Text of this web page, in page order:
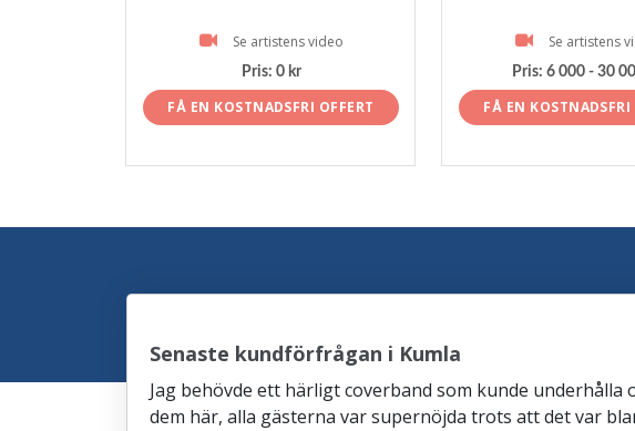
Se artistens video
Pris: 0 kr
FÅ EN KOSTNADSFRI OFFERT
Se artistens
Pris: 6 000 - 30
FÅ EN KOSTNADSFRI
Senaste kundförfrågan i Kumla
Jag behövde ett härligt coverband som kunde
dem här, alla gästerna var supernöjda trots att det var